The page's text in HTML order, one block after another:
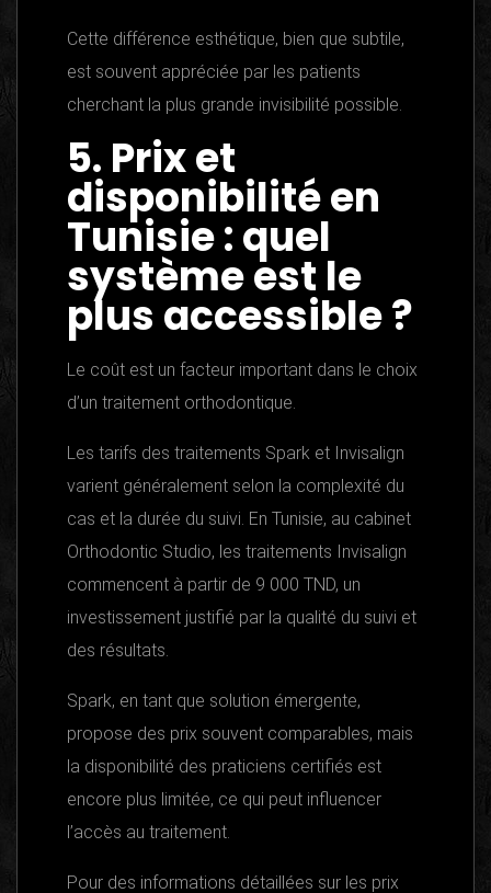
Cette différence esthétique, bien que subtile,
est souvent appréciée par les patients
cherchant la plus grande invisibilité possible.
5. Prix et
disponibilité en
Tunisie : quel
système est le
plus accessible ?
Le coût est un facteur important dans le choix
d’un traitement orthodontique.
Les tarifs des traitements Spark et Invisalign
varient généralement selon la complexité du
cas et la durée du suivi. En Tunisie, au cabinet
Orthodontic Studio, les traitements Invisalign
commencent à partir de 9 000 TND, un
investissement justifié par la qualité du suivi et
des résultats.
Spark, en tant que solution émergente,
propose des prix souvent comparables, mais
la disponibilité des praticiens certifiés est
encore plus limitée, ce qui peut influencer
l’accès au traitement.
Pour des informations détaillées sur les prix